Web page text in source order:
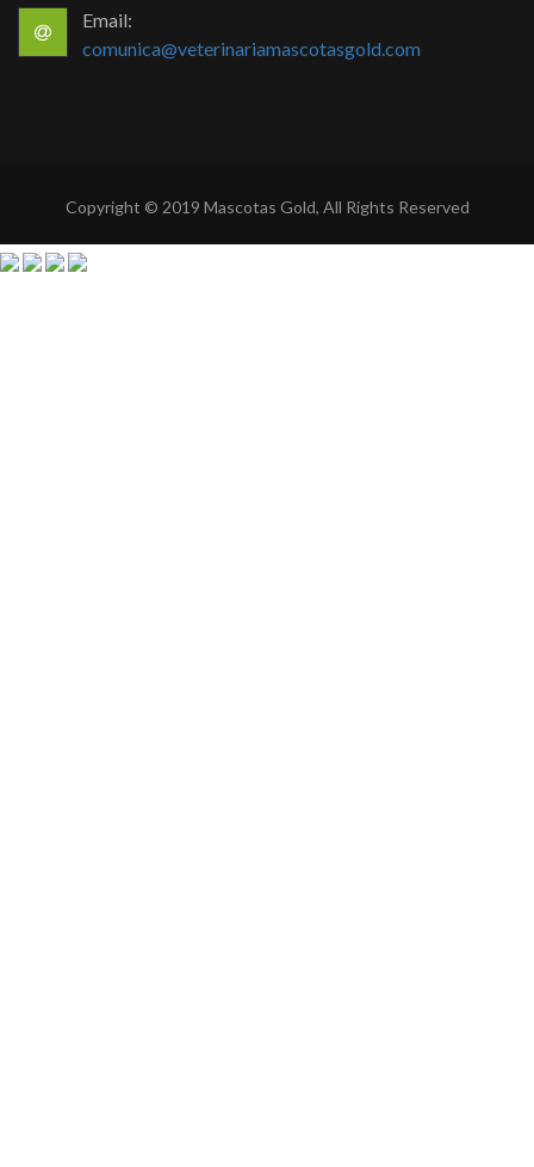
Email:
comunica@veterinariamascotasgold.com
Copyright © 2019 Mascotas Gold, All Rights Reserved